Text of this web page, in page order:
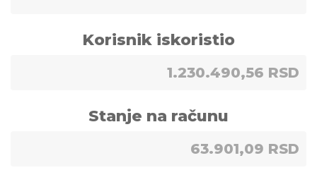
Korisnik iskoristio
1.230.490,56 RSD
Stanje na računu
63.901,09 RSD